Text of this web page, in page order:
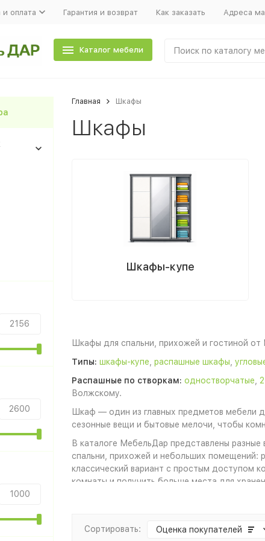
и оплата Гарантия и возврат Как заказать Адреса
Каталог мебели
Главная Шкафы
Шкафы
Шкафы-купе
Шкафы для спальни, прихожей и гостиной
Типы: шкафы-купе распашные шкафы
Распашные по створкам: одностворчатые
Волжскому.
Шкаф — один из главных предметов мебели
сезонные вещи и бытовые мелочи, чтобы
В каталоге МебельДар представлены
спальни, прихожей и небольших
классический вариант с простым доступом
комнаты и получить больше места для
Для спальни чаще выбирают
гостиной шкаф можно использовать для
Сортировать: Оценка покупателей